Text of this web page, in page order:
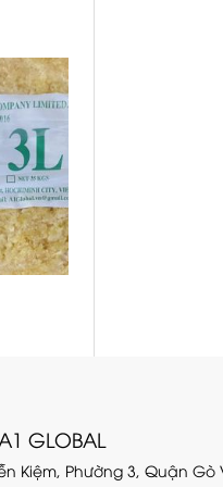
GLOBAL
Kiệm, Phường 3, Quận Gò